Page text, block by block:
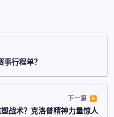
行程单？
下一篇
战术？克洛普精神力量惊人